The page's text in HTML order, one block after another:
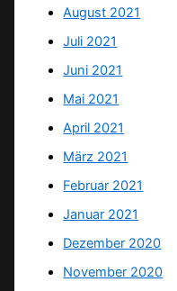
August 2021
Juli 2021
Juni 2021
Mai 2021
April 2021
März 2021
Februar 2021
Januar 2021
Dezember 2020
November 2020